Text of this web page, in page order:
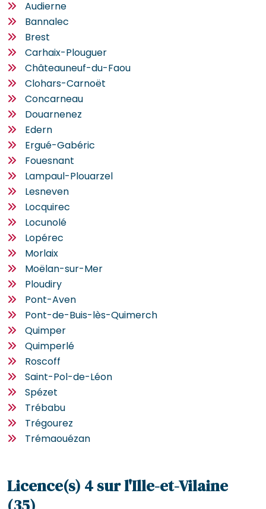
Audierne
Bannalec
Brest
Carhaix-Plouguer
Châteauneuf-du-Faou
Clohars-Carnoët
Concarneau
Douarnenez
Edern
Ergué-Gabéric
Fouesnant
Lampaul-Plouarzel
Lesneven
Locquirec
Locunolé
Lopérec
Morlaix
Moëlan-sur-Mer
Ploudiry
Pont-Aven
Pont-de-Buis-lès-Quimerch
Quimper
Quimperlé
Roscoff
Saint-Pol-de-Léon
Spézet
Trébabu
Trégourez
Trémaouézan
Licence(s) 4 sur l'Ille-et-Vilaine